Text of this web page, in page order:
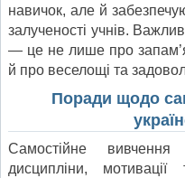
навичок, але й
залученості учнів.
— це не лише про
й про веселощі та
Поради щодо
Самостійне
дисципліни,